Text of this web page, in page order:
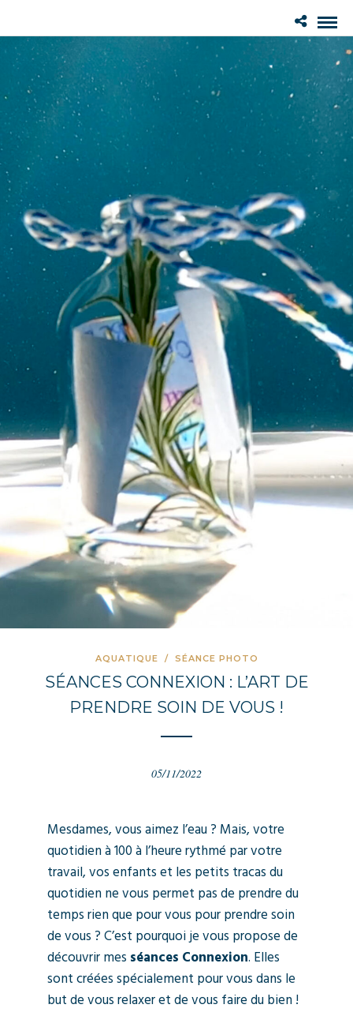
AQUATIQUE / SÉANCE PHOTO
SÉANCES CONNEXION : L’ART DE
PRENDRE SOIN DE VOUS !
05/11/2022
Mesdames, vous aimez l’eau ? Mais, votre
quotidien à 100 à l’heure rythmé par votre
travail, vos enfants et les petits tracas du
quotidien ne vous permet pas de prendre du
temps rien que pour vous pour prendre soin
de vous ? C’est pourquoi je vous propose de
découvrir mes séances Connexion. Elles
sont créées spécialement pour vous dans le
but de vous relaxer et de vous faire du bien !